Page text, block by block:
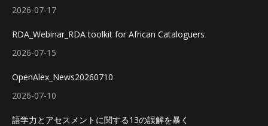
2026-07-17
RDA_Webinar_RDA toolkit for African Cataloguers
2026-07-15
OpenAlex_News20260710
2026-07-10
語学力とアセスメントに関する13の誤解を暴く